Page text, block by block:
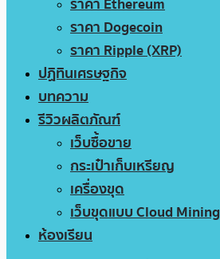
ราคา Dogecoin
ราคา Ripple (XRP)
ปฏิทินเศรษฐกิจ
บทความ
รีวิวผลิตภัณฑ์
เว็บซื้อขาย
กระเป๋าเก็บเหรียญ
เครื่องขุด
เว็บขุดแบบ Cloud Mining
ห้องเรียน